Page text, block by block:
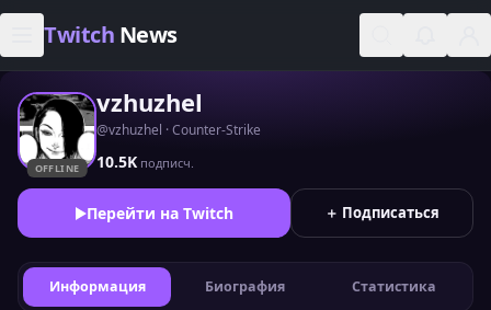
Skip to content
Twitch News
OFFLINE
vzhuzhel
@vzhuzhel · Counter-Strike
10.5K подписч.
Перейти на Twitch ＋ Подписаться
Информация Биография Статистика